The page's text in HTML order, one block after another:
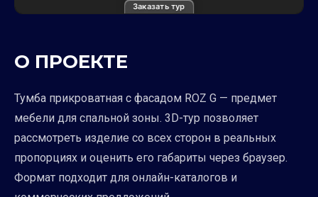
Заказать тур
О ПРОЕКТЕ
Тумба прикроватная с фасадом ROZ G — предмет
мебели для спальной зоны. 3D-тур позволяет
рассмотреть изделие со всех сторон в реальных
пропорциях и оценить его габариты через браузер.
Формат подходит для онлайн-каталогов и